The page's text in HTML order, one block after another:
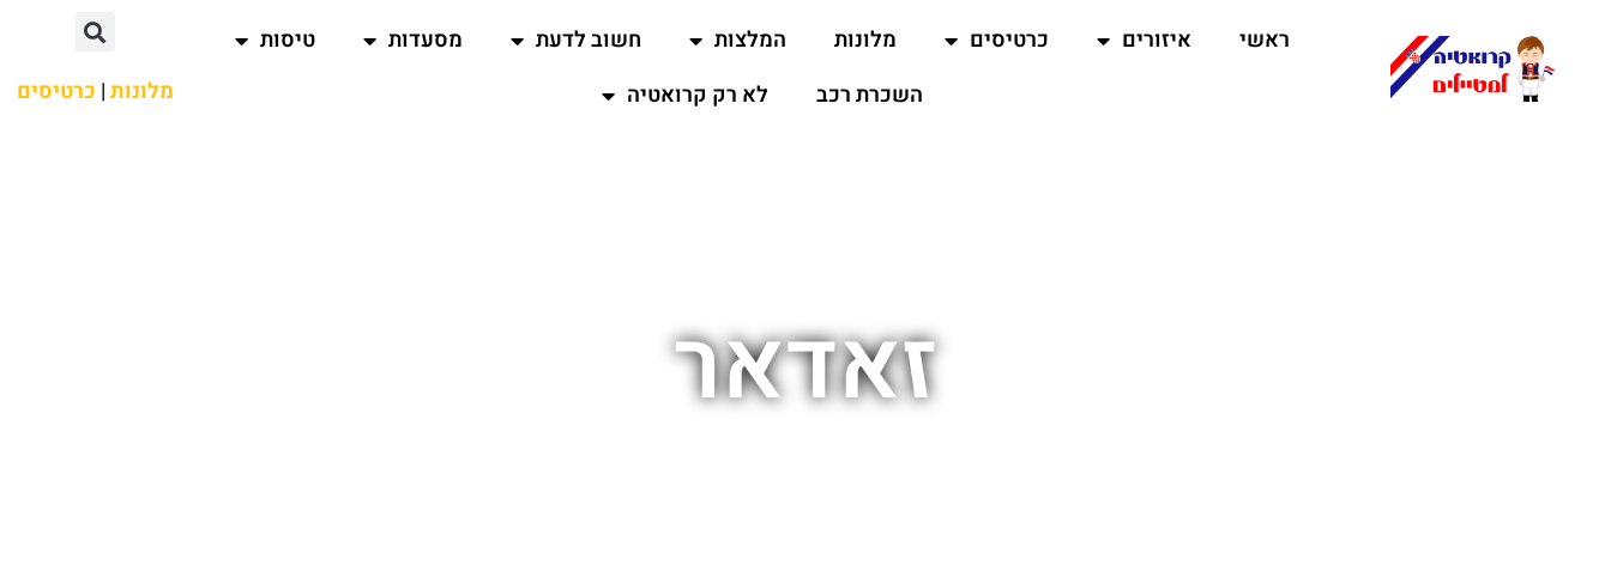
ראשי איזורים כרטיסים מלונות המלצות חשוב לדעת מסעדות
טיסות
השכרת רכב
לא רק קרואטיה מלונות| כרטיסים
זאדאר